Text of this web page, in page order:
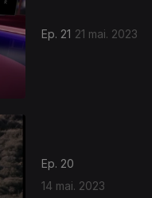
Ep. 21 21 mai. 2023
Ep. 20
14 mai. 2023